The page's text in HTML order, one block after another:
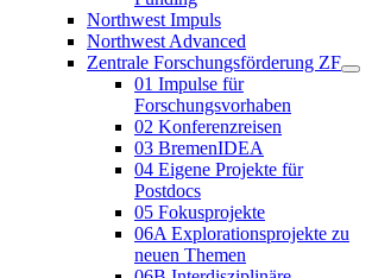
Northwest Impuls
Northwest Advanced
Zentrale Forschungsförderung ZF
01 Impulse für
Forschungsvorhaben
02 Konferenzreisen
03 BremenIDEA
04 Eigene Projekte für
Postdocs
05 Fokusprojekte
06A Explorationsprojekte zu
neuen Themen